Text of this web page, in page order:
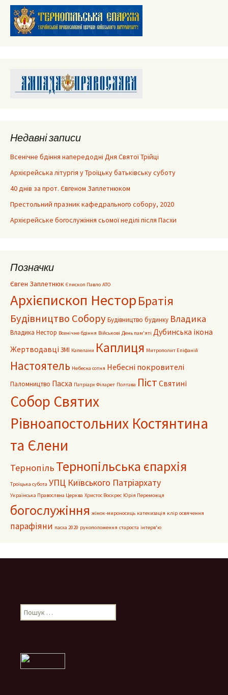
Недавні записи
Всенічне бдіння напередодні Дня Святої Трійці
Архієрейська літургія у Троїцьку батьківську суботу
40 днів за прот. Євгеном Заплетнюком
Престольний празник кафедрального собору, 2020
Архієрейське богослужіння сьомої неділі після Пасхи
Позначки
Євген Заплетнюк Єпископ Павло АТО
Архієпископ Нестор Братія
Будівництво Собору Будівництво будинку Владика
Владика Нестор Всенічне бдіння Військові День пам'яті Дубинська ікона
Жертводавці ЗМІ Капелани Каплиця Митрополит Епіфаній
Настоятель Небесна сотня Небесні покровителі
Паломництво Пасха Патріарх Філарет Полтава Піст Святині
Собор Святих
Рівноапостольних Костянтина
та Єлени
Тернопіль Тернопільська єпархія
Троїцька субота УПЦ Київського Патріархату
Українська Правослвна Церква Христос Воскрес Юрія Переможця
богослужіння жінок-мироносиць катехизація клір освячення
парафіяни пасха 2020 рукоположення староста інтерв'ю
Пошук: